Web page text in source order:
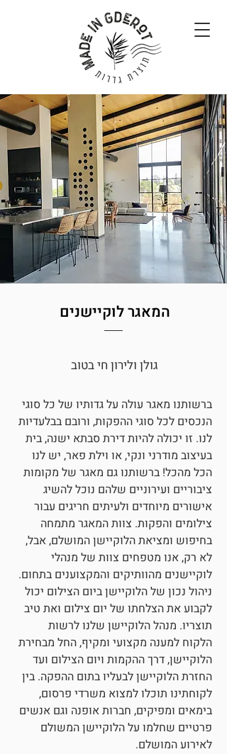
המאגר לוקיישנים
גולן ולירון חי בטוב
ברשותנו מאגר עולה על גדותיו של כל סוגי
הנכסים לכל סוגי ההפקות, ורובם בבלעדיות
לנו. זו יכולה להיות דירת סבתא ישנה, בית
בעיצוב מודרני ונקי, או וילת פאר, יש לנו
הכל מהכל! ברשותנו גם מאגר של מקומות
ציבוריים ועירוניים שלהם נוכל להשיג
אישורים מיוחדים ולעיתים חריגים עבור
צילומים והפקות. צוות המאגר מתמחה
בחיפוש ומציאת הלוקיישן המושלם, אבל,
לא רק, אנו מטפחים צוות של מנהלי
לוקיישנים מהוותיקים והמקצוענים בתחום.
ניהול נכון של הלוקיישן ביום הצילום יכול
לקבוע את הצלחתו של יום צילום ואת טיב
תוצריו. מנהל הלוקיישן שלנו לרשות
הלקוח למענה מקצועי ומקיף, החל מבחירת
הלוקיישן, דרך ההקמות ויום הצילום ועד
החזרת הלוקיישן לבעליו בתום ההפקה. בין
לקוחתינו תוכלו למצוא משרדי פרסום,
בימאים ומפיקים, חברות אופנה וגם אנשים
פרטיים שחלמו על הלוקיישן המשולם
לאירוע המושלם.